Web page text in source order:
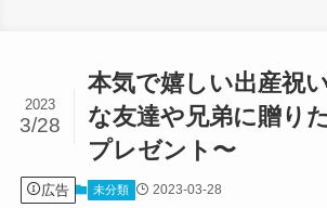
本気で嬉しい出産祝
な友達や兄弟に贈り
プレゼント〜
2023
3/28
広告 未分類 2023-03-28